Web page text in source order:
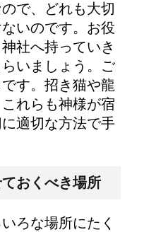
で、どれも大切
いのです。お役
社へ持っていき
いましょう。ご
す。招き猫や龍
れらも神様が宿
適切な方法で手
おくべき場所
ろな場所にたく